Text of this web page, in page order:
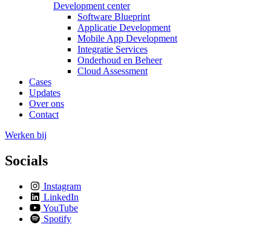
Development center
Software Blueprint
Applicatie Development
Mobile App Development
Integratie Services
Onderhoud en Beheer
Cloud Assessment
Cases
Updates
Over ons
Contact
Werken bij
Socials
Instagram
LinkedIn
YouTube
Spotify